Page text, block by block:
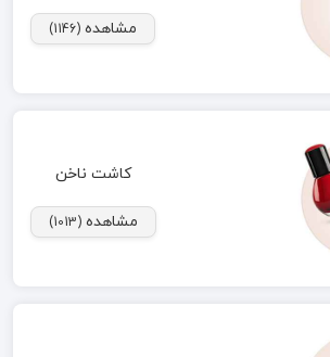
مشاهده (1146)
کاشت ناخن
مشاهده (1013)